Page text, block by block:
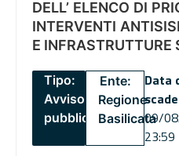
DELL’ ELENCO DI
INTERVENTI
E INFRASTRUTTURE
Tipo:
Avviso
pubblico
Ente:
Regione
Basilicata
Data
09/
23:59